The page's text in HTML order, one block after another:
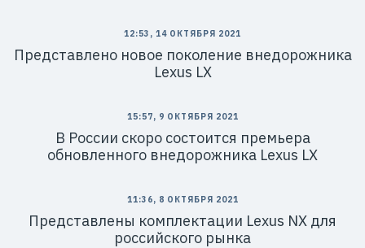
12:53, 14 ОКТЯБРЯ 2021
Представлено новое поколение внедорожника
Lexus LX
15:57, 9 ОКТЯБРЯ 2021
В России скоро состоится премьера
обновленного внедорожника Lexus LX
11:36, 8 ОКТЯБРЯ 2021
Представлены комплектации Lexus NX для
российского рынка